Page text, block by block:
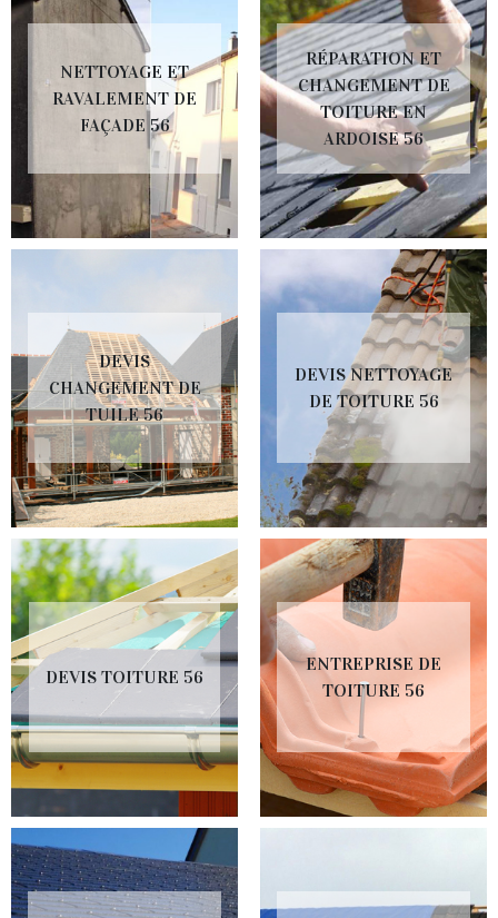
NETTOYAGE ET
RAVALEMENT DE
FAÇADE 56
RÉPARATION ET
CHANGEMENT DE
TOITURE EN
ARDOISE 56
DEVIS
CHANGEMENT DE
TUILE 56
DEVIS NETTOYAGE
DE TOITURE 56
DEVIS TOITURE 56
ENTREPRISE DE
TOITURE 56